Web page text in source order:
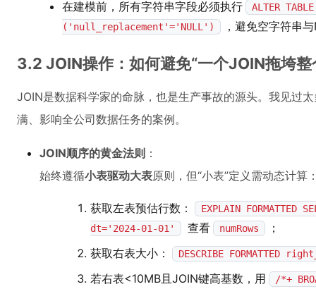
在建模前，所有字符串字段必须执行
ALTER
('null_replacement'='NULL')
，避免空字符串
3.2 JOIN操作：如何避免“一个JOIN拖垮整
JOIN是数据科学家的命脉，也是生产事故的源头。我见过
满、影响全公司数据任务的案例。
JOIN顺序的黄金法则 ：
始终遵循小表驱动大表原则，但“小表”定义需动态计算
获取左表预估行数：
EXPLAIN FORMATTED
dt='2024-01-01'
查看 numRows
；
获取右表大小：
DESCRIBE FORMATTED
若右表<10MB且JOIN键高基数，用 /*+